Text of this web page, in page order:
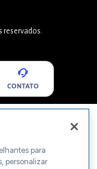
reservados.
CONTATO
para
personalizar